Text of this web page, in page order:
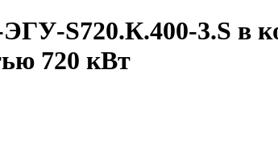
S720.К.400-3.S в
720 кВт